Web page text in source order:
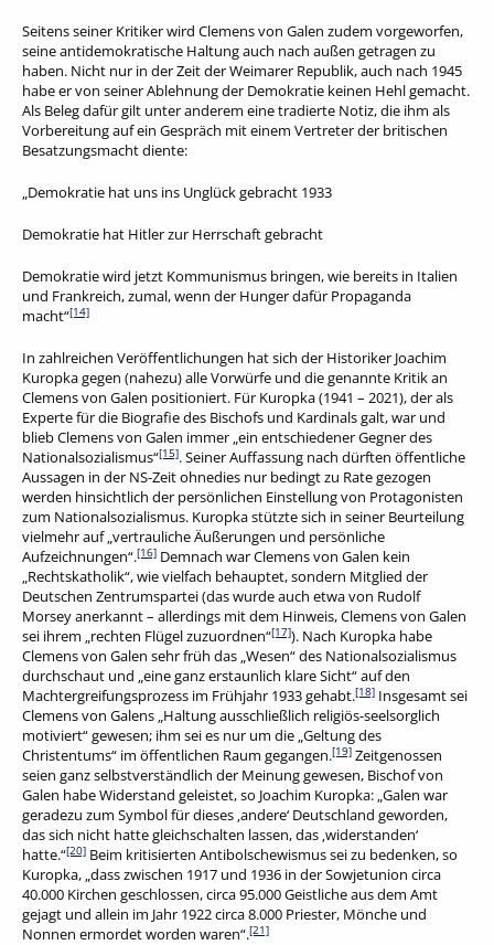
Seitens seiner Kritiker wird Clemens von Galen zudem vorgeworfen,
seine antidemokratische Haltung auch nach außen getragen zu
haben. Nicht nur in der Zeit der Weimarer Republik, auch nach 1945
habe er von seiner Ablehnung der Demokratie keinen Hehl gemacht.
Als Beleg dafür gilt unter anderem eine tradierte Notiz, die ihm als
Vorbereitung auf ein Gespräch mit einem Vertreter der britischen
Besatzungsmacht diente:
„Demokratie hat uns ins Unglück gebracht 1933
Demokratie hat Hitler zur Herrschaft gebracht
Demokratie wird jetzt Kommunismus bringen, wie bereits in Italien
und Frankreich, zumal, wenn der Hunger dafür Propaganda
macht“[14]
In zahlreichen Veröffentlichungen hat sich der Historiker Joachim
Kuropka gegen (nahezu) alle Vorwürfe und die genannte Kritik an
Clemens von Galen positioniert. Für Kuropka (1941 – 2021), der als
Experte für die Biografie des Bischofs und Kardinals galt, war und
blieb Clemens von Galen immer „ein entschiedener Gegner des
Nationalsozialismus“[15]. Seiner Auffassung nach dürften öffentliche
Aussagen in der NS-Zeit ohnedies nur bedingt zu Rate gezogen
werden hinsichtlich der persönlichen Einstellung von Protagonisten
zum Nationalsozialismus. Kuropka stützte sich in seiner Beurteilung
vielmehr auf „vertrauliche Äußerungen und persönliche
Aufzeichnungen“.[16] Demnach war Clemens von Galen kein
„Rechtskatholik“, wie vielfach behauptet, sondern Mitglied der
Deutschen Zentrumspartei (das wurde auch etwa von Rudolf
Morsey anerkannt – allerdings mit dem Hinweis, Clemens von Galen
sei ihrem „rechten Flügel zuzuordnen“[17]). Nach Kuropka habe
Clemens von Galen sehr früh das „Wesen“ des Nationalsozialismus
durchschaut und „eine ganz erstaunlich klare Sicht“ auf den
Machtergreifungsprozess im Frühjahr 1933 gehabt.[18] Insgesamt sei
Clemens von Galens „Haltung ausschließlich religiös-seelsorglich
motiviert“ gewesen; ihm sei es nur um die „Geltung des
Christentums“ im öffentlichen Raum gegangen.[19] Zeitgenossen
seien ganz selbstverständlich der Meinung gewesen, Bischof von
Galen habe Widerstand geleistet, so Joachim Kuropka: „Galen war
geradezu zum Symbol für dieses ‚andere‘ Deutschland geworden,
das sich nicht hatte gleichschalten lassen, das ‚widerstanden‘
hatte.“[20] Beim kritisierten Antibolschewismus sei zu bedenken, so
Kuropka, „dass zwischen 1917 und 1936 in der Sowjetunion circa
40.000 Kirchen geschlossen, circa 95.000 Geistliche aus dem Amt
gejagt und allein im Jahr 1922 circa 8.000 Priester, Mönche und
Nonnen ermordet worden waren“.[21]